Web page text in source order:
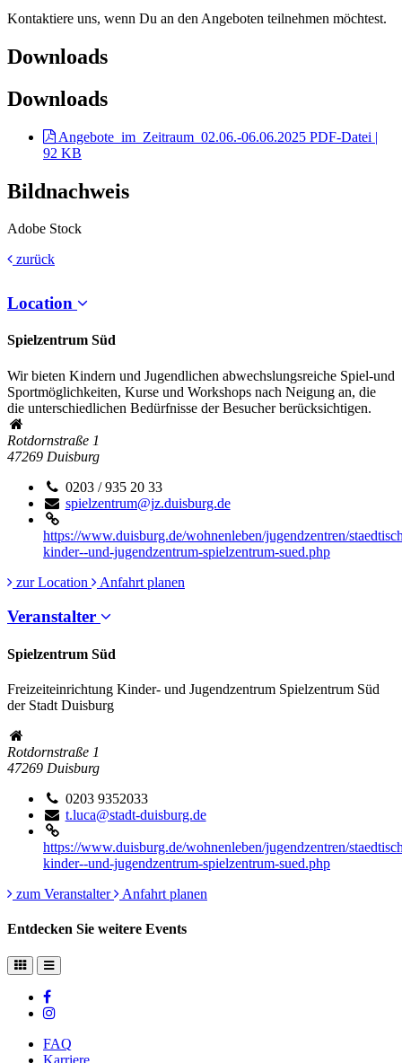
Kontaktiere uns, wenn Du an den Angeboten teilnehmen möchtest.
Downloads
Downloads
Angebote_im_Zeitraum_02.06.-06.06.2025 PDF-Datei |
92 KB
Bildnachweis
Adobe Stock
zurück
Location
Spielzentrum Süd
Wir bieten Kindern und Jugendlichen abwechslungsreiche Spiel-und
Sportmöglichkeiten, Kurse und Workshops nach Neigung an, die
die unterschiedlichen Bedürfnisse der Besucher berücksichtigen.
Rotdornstraße 1
47269 Duisburg
0203 / 935 20 33
spielzentrum@jz.duisburg.de
https://www.duisburg.de/wohnenleben/jugendzentren/
kinder--und-jugendzentrum-spielzentrum-sued.php
zur Location
Anfahrt planen
Veranstalter
Spielzentrum Süd
Freizeiteinrichtung Kinder- und Jugendzentrum Spielzentrum Süd
der Stadt Duisburg
Rotdornstraße 1
47269 Duisburg
0203 9352033
t.luca@stadt-duisburg.de
https://www.duisburg.de/wohnenleben/jugendzentren/
kinder--und-jugendzentrum-spielzentrum-sued.php
zum Veranstalter
Anfahrt planen
Entdecken Sie weitere Events
FAQ